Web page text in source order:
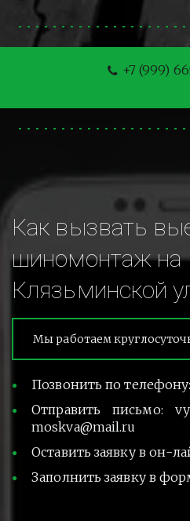
+7 (999)
Как вызвать
шиномонтаж на
Клязьминской
Мы работаем
Позвонить по
Отправить письмо:
moskva@mail.ru
Оставить заявку в он-
Заполнить заявку в